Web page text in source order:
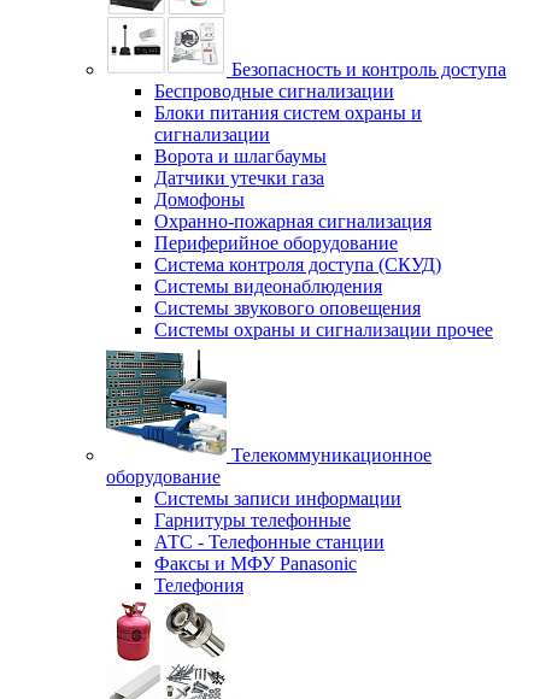
Безопасность и контроль доступа
Беспроводные сигнализации
Блоки питания систем охраны и
сигнализации
Ворота и шлагбаумы
Датчики утечки газа
Домофоны
Охранно-пожарная сигнализация
Периферийное оборудование
Система контроля доступа (СКУД)
Системы видеонаблюдения
Системы звукового оповещения
Системы охраны и сигнализации прочее
Телекоммуникационное
оборудование
Системы записи информации
Гарнитуры телефонные
АТС - Телефонные станции
Факсы и МФУ Panasonic
Телефония